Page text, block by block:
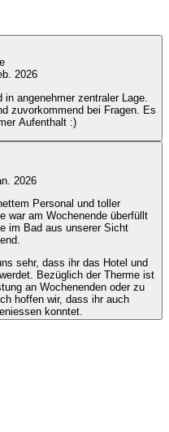
2026
angenehmer zentraler Lage.
zuvorkommend bei Fragen. Es
Aufenthalt :)
2026
Personal und toller
war am Wochenende überfüllt
im Bad aus unserer Sicht
sehr, dass ihr das Hotel und
Bezüglich der Therme ist
an Wochenenden oder zu
hoffen wir, dass ihr auch
konntet.